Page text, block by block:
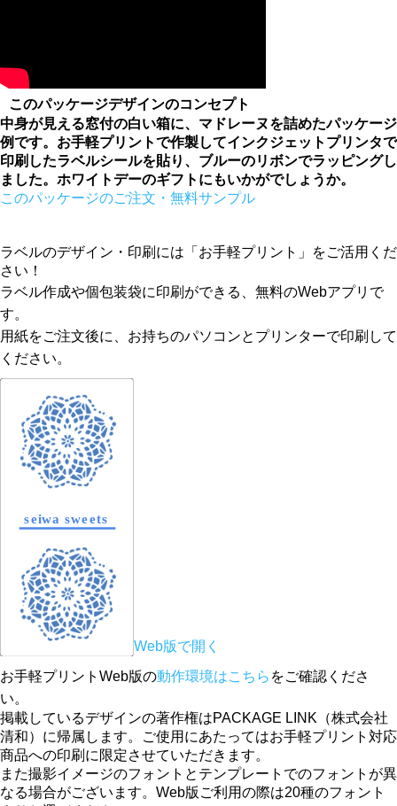
このパッケージデザインのコンセプト
中身が見える窓付の白い箱に、マドレーヌを詰めたパッケージ
例です。お手軽プリントで作製してインクジェットプリンタで
印刷したラベルシールを貼り、ブルーのリボンでラッピングし
ました。ホワイトデーのギフトにもいかがでしょうか。
このパッケージのご注文・無料サンプル
ラベルのデザイン・印刷には「お手軽プリント」をご活用くだ
さい！
ラベル作成や個包装袋に印刷ができる、無料のWebアプリで
す。
用紙をご注文後に、お持ちのパソコンとプリンターで印刷して
ください。
Web版で開く
お手軽プリントWeb版の動作環境はこちら をご確認くださ
い。
掲載しているデザインの著作権はPACKAGE LINK（株式会社
清和）に帰属します。ご使用にあたってはお手軽プリント対応
商品への印刷に限定させていただきます。
また撮影イメージのフォントとテンプレートでのフォントが異
なる場合がございます。Web版ご利用の際は20種のフォント